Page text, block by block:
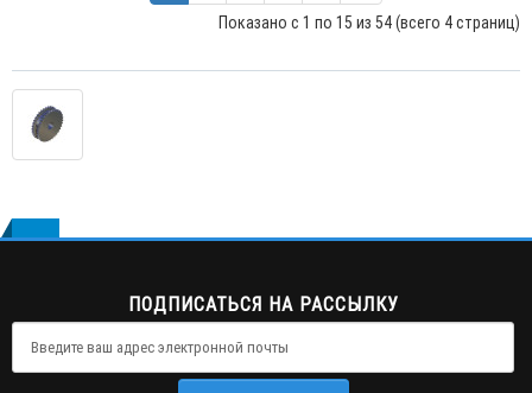
Показано с 1 по 15 из 54 (всего 4 страниц)
ПОДПИСАТЬСЯ НА РАССЫЛКУ